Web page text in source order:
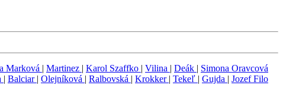
Marková | Martinez | Karol Szaffko | Vilina | Deák | Simona Oravcová
| Balciar | Olejníková | Ralbovská | Krokker | Tekeľ | Gujda | Jozef Filo